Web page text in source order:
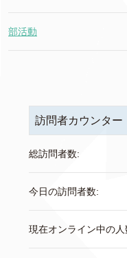
部活動
訪問者カウンター
総訪問者数:
今日の訪問者数:
現在オンライン中の人